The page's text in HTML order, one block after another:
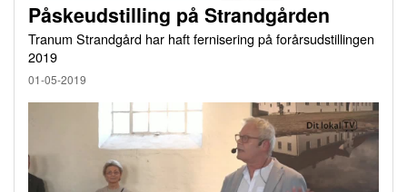
Påskeudstilling på Strandgården
Tranum Strandgård har haft fernisering på forårsudstillingen
2019
01-05-2019